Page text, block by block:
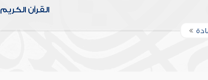
القرآن الكريم